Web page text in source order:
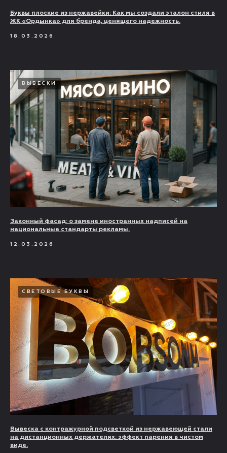
Буквы плоские из нержавейки: Как мы создали эталон стиля в
ЖК «Ордынка» для бренда, ценящего надежность.
18.03.2026
ВЫВЕСКИ
Законный фасад: о замене иностранных надписей на
национальные стандарты рекламы.
12.03.2026
СВЕТОВЫЕ БУКВЫ
Вывеска с контражурной подсветкой из нержавеющей стали
на дистанционных держателях: эффект парения в чистом
виде.